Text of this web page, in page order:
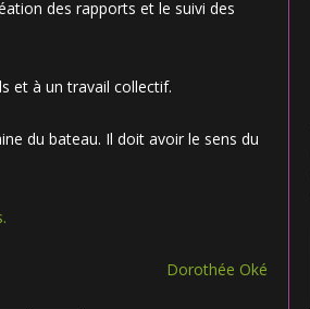
des rapports et le suivi des
et à un travail collectif.
du bateau. Il doit avoir le sens du
Dorothée Oké